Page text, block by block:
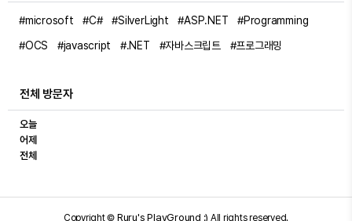
#microsoft #C# #SilverLight #ASP.NET
#Programming
#OCS
#javascript #.NET #자바스크립트 #프로그래밍
전체 방문자
오늘
어제
전체
Copyright © Ruru's PlayGround :) All rights reserved.